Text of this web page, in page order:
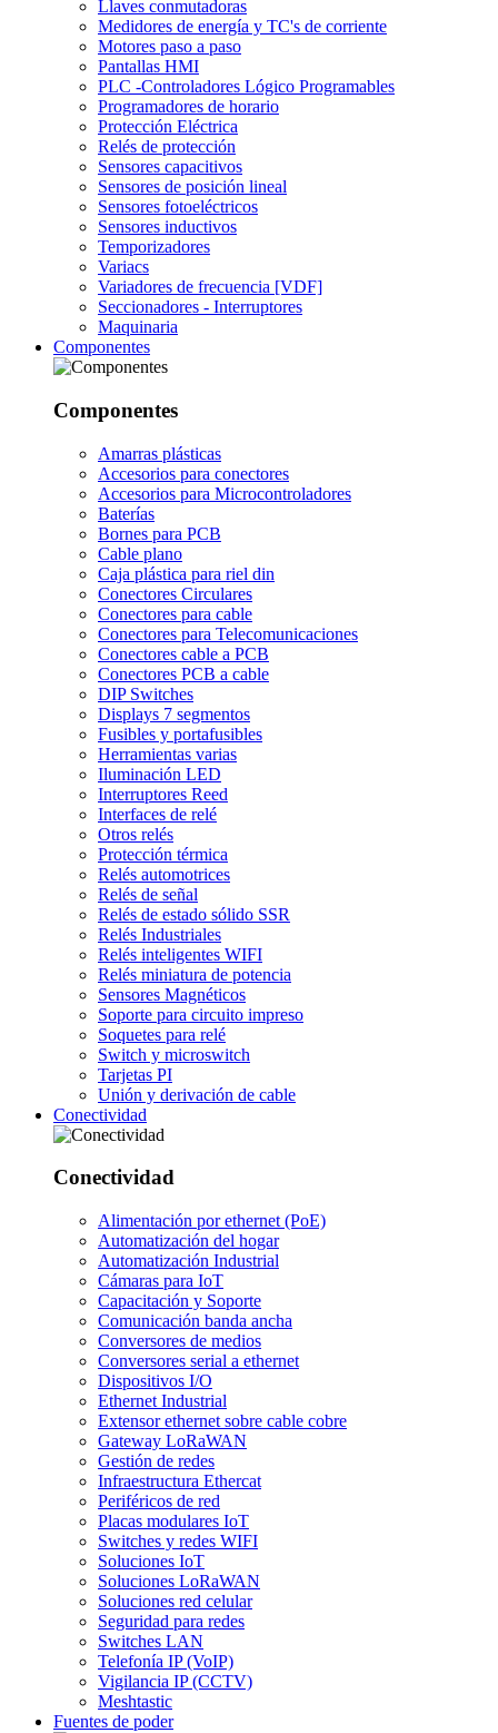
Llaves conmutadoras
Medidores de energía y TC's de corriente
Motores paso a paso
Pantallas HMI
PLC -Controladores Lógico Programables
Programadores de horario
Protección Eléctrica
Relés de protección
Sensores capacitivos
Sensores de posición lineal
Sensores fotoeléctricos
Sensores inductivos
Temporizadores
Variacs
Variadores de frecuencia [VDF]
Seccionadores - Interruptores
Maquinaria
Componentes
Componentes
Amarras plásticas
Accesorios para conectores
Accesorios para Microcontroladores
Baterías
Bornes para PCB
Cable plano
Caja plástica para riel din
Conectores Circulares
Conectores para cable
Conectores para Telecomunicaciones
Conectores cable a PCB
Conectores PCB a cable
DIP Switches
Displays 7 segmentos
Fusibles y portafusibles
Herramientas varias
Iluminación LED
Interruptores Reed
Interfaces de relé
Otros relés
Protección térmica
Relés automotrices
Relés de señal
Relés de estado sólido SSR
Relés Industriales
Relés inteligentes WIFI
Relés miniatura de potencia
Sensores Magnéticos
Soporte para circuito impreso
Soquetes para relé
Switch y microswitch
Tarjetas PI
Unión y derivación de cable
Conectividad
Conectividad
Alimentación por ethernet (PoE)
Automatización del hogar
Automatización Industrial
Cámaras para IoT
Capacitación y Soporte
Comunicación banda ancha
Conversores de medios
Conversores serial a ethernet
Dispositivos I/O
Ethernet Industrial
Extensor ethernet sobre cable cobre
Gateway LoRaWAN
Gestión de redes
Infraestructura Ethercat
Periféricos de red
Placas modulares IoT
Switches y redes WIFI
Soluciones IoT
Soluciones LoRaWAN
Soluciones red celular
Seguridad para redes
Switches LAN
Telefonía IP (VoIP)
Vigilancia IP (CCTV)
Meshtastic
Fuentes de poder